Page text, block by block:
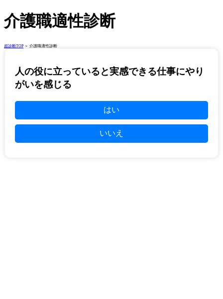
介護職適性診断
超診断TOP ＞ 介護職適性診断
人の役に立っていると実感できる仕事にやり
がいを感じる
はい
いいえ